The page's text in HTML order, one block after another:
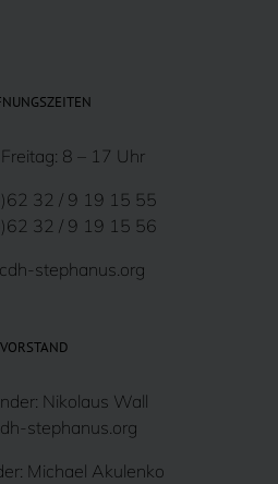
8 – 17 Uhr
32 / 9 19 15 55
32 / 9 19 15 56
stephanus.org
VORSTAND
Nikolaus Wall
stephanus.org
Michael Akulenko